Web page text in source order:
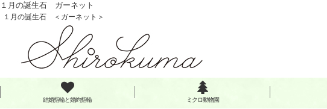
１月の誕生石 ガーネット
１月の誕生石 ＜ガーネット＞
結婚指輪と婚約指輪 ミクロ動物園